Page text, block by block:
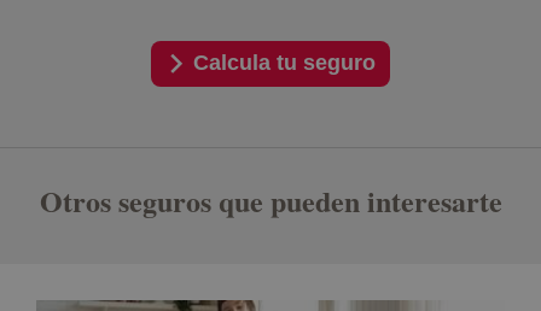
Calcula tu seguro
Otros seguros que pueden interesarte